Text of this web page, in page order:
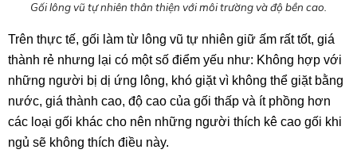
Gối lông vũ tự nhiên thân thiện với môi trường và độ bền cao.
Trên thực tế, gối làm từ lông vũ tự nhiên giữ ấm rất tốt, giá
thành rẻ nhưng lại có một số điểm yếu như: Không hợp với
những người bị dị ứng lông, khó giặtvì không thể giặt bằng
nước, giá thành cao, độ cao của gối thấp và ít phồng hơn
các loại gối khác cho nên những người thích kê cao gối khi
ngủ sẽ không thích điều này.